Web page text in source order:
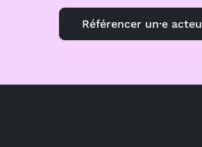
Référencer un·e